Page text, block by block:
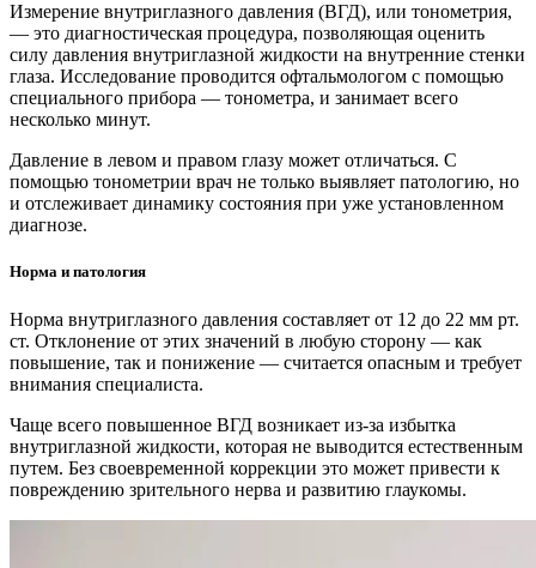
Измерение внутриглазного давления (ВГД), или тонометрия,
— это диагностическая процедура, позволяющая оценить
силу давления внутриглазной жидкости на внутренние стенки
глаза. Исследование проводится офтальмологом с помощью
специального прибора — тонометра, и занимает всего
несколько минут.
Давление в левом и правом глазу может отличаться. С
помощью тонометрии врач не только выявляет патологию, но
и отслеживает динамику состояния при уже установленном
диагнозе.
Норма и патология
Норма внутриглазного давления составляет от 12 до 22 мм рт.
ст. Отклонение от этих значений в любую сторону — как
повышение, так и понижение — считается опасным и требует
внимания специалиста.
Чаще всего повышенное ВГД возникает из-за избытка
внутриглазной жидкости, которая не выводится естественным
путем. Без своевременной коррекции это может привести к
повреждению зрительного нерва и развитию глаукомы.